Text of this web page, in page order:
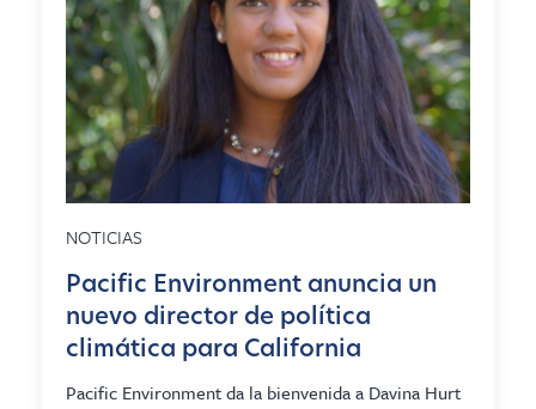
NOTICIAS
Pacific Environment anuncia un
nuevo director de política
climática para California
Pacific Environment da la bienvenida a Davina Hurt